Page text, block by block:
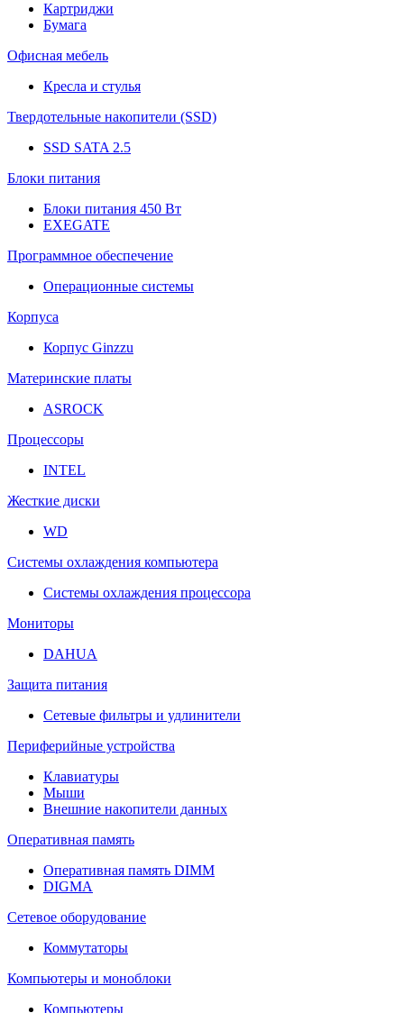
Картриджи
Бумага
Офисная мебель
Кресла и стулья
Твердотельные накопители (SSD)
SSD SATA 2.5
Блоки питания
Блоки питания 450 Вт
EXEGATE
Программное обеспечение
Операционные системы
Корпуса
Корпус Ginzzu
Материнские платы
ASROCK
Процессоры
INTEL
Жесткие диски
WD
Системы охлаждения компьютера
Системы охлаждения процессора
Мониторы
DAHUA
Защита питания
Сетевые фильтры и удлинители
Периферийные устройства
Клавиатуры
Мыши
Внешние накопители данных
Оперативная память
Оперативная память DIMM
DIGMA
Сетевое оборудование
Коммутаторы
Компьютеры и моноблоки
Компьютеры